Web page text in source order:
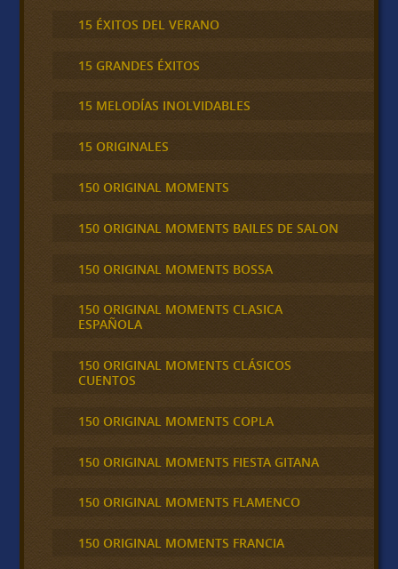
15 ÉXITOS DEL VERANO
15 GRANDES ÉXITOS
15 MELODÍAS INOLVIDABLES
15 ORIGINALES
150 ORIGINAL MOMENTS
150 ORIGINAL MOMENTS BAILES DE SALON
150 ORIGINAL MOMENTS BOSSA
150 ORIGINAL MOMENTS CLASICA
ESPAÑOLA
150 ORIGINAL MOMENTS CLÁSICOS
CUENTOS
150 ORIGINAL MOMENTS COPLA
150 ORIGINAL MOMENTS FIESTA GITANA
150 ORIGINAL MOMENTS FLAMENCO
150 ORIGINAL MOMENTS FRANCIA